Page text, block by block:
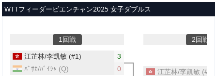
メインコンテンツへスキップ
WTTフィーダービエンチャン2025 女子ダブルス
1回戦 2回戦
江芷林/李凱敏 (#1)
3
ﾊﾞｻｶ/ﾊﾞｲｼｬ (Q) 0 江芷林/李凱敏 (#1)